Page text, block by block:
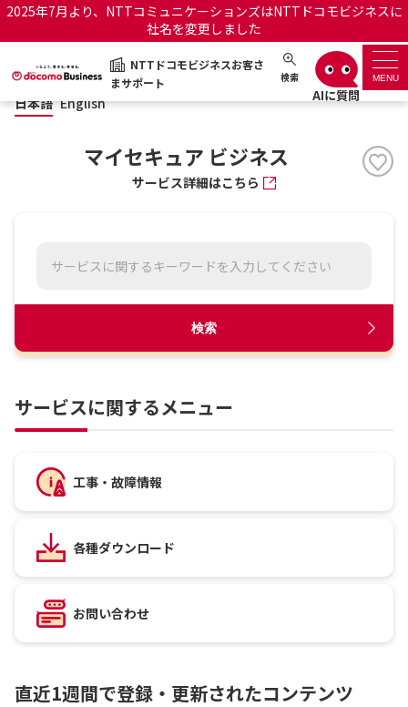
2025年7月より、NTTコミュニケーションズはNTTドコモビジネスに
社名を変更しました
NTTドコモビジネスお客さ
まサポート
検索 MENU
NTTドコモビジネスお客さまサポート 日本語 English
サポートトップ
サービス名から探す
お知らせ サポートサイトの使い方
日本語 English
マイセキュア ビジネス
サービス詳細はこちら
検索
サービスに関するメニュー
工事・故障情報
各種ダウンロード
お問い合わせ
直近1週間で登録・更新されたコンテンツ